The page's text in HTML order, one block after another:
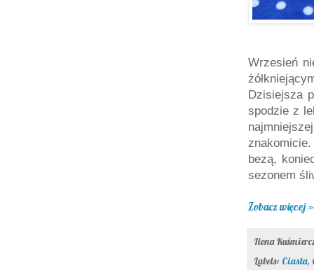
Wrzesień
Dzisiejsza
spodzie z
bezą,
sezonem
Zobacz więcej »
Ilona
Labels: Ciasta,